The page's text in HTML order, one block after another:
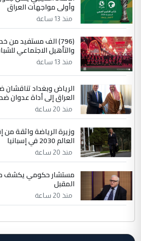
وأولى مواجهات العراق
منذ 13 ساعة
(796) الف مستفيد من
والتأهيل الاجتماعي
منذ 13 ساعة
الرياض وبغداد
العراق إلى أداة عدوان
منذ 20 ساعة
وزيرة الرياضة واثقة
العالم 2030 في إسبانيا
منذ 20 ساعة
مستشار حكومي يكشف
المقبل
منذ 20 ساعة